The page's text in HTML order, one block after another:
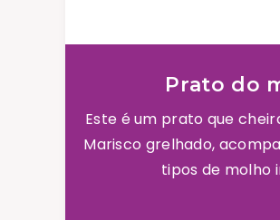
Prato do
Este é um prato que
Marisco grelhado,
tipos de molho